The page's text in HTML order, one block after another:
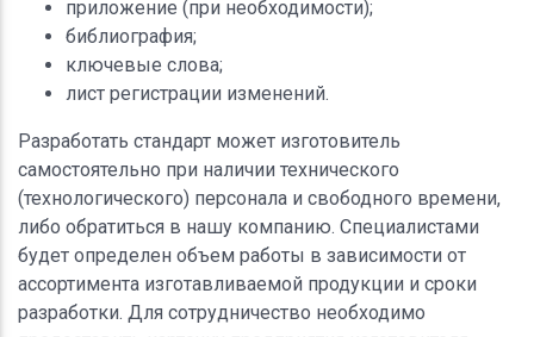
приложение (при необходимости);
библиография;
ключевые слова;
лист регистрации изменений.
Разработать стандарт может изготовитель
самостоятельно при наличии технического
(технологического) персонала и свободного времени,
либо обратиться в нашу компанию. Специалистами
будет определен объем работы в зависимости от
ассортимента изготавливаемой продукции и сроки
разработки. Для сотрудничество необходимо